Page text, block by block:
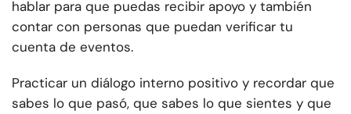
hablar para que puedas recibir apoyo y también
contar con personas que puedan verificar tu
cuenta de eventos.
Practicar un diálogo interno positivo y recordar que
sabes lo que pasó, que sabes lo que sientes y que